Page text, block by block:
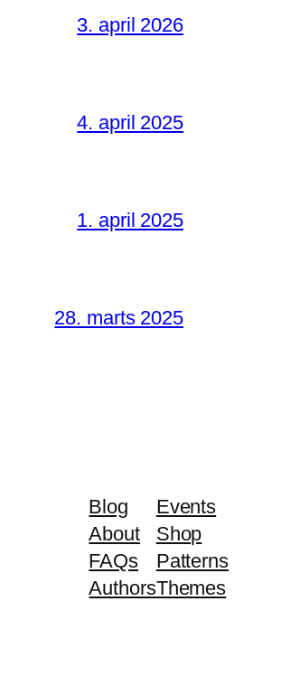
3. april 2026
4. april 2025
1. april 2025
28. marts 2025
Blog
About
FAQs
Authors
Events
Shop
Patterns
Themes